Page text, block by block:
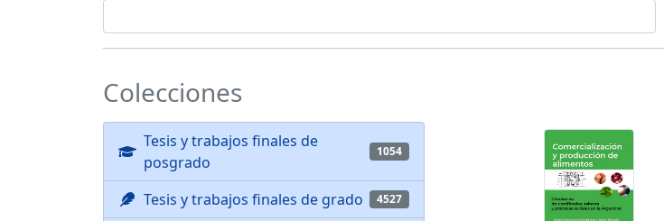
Colecciones
Tesis y trabajos finales de
posgrado
1054
Tesis y trabajos finales de grado 4527